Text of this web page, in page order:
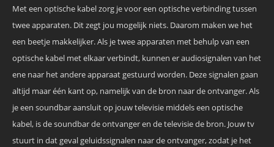
Met een optische kabel zorg je voor een optische verbinding tussen
twee apparaten. Dit zegt jou mogelijk niets. Daarom maken we het
een beetje makkelijker. Als je twee apparaten met behulp van een
optische kabel met elkaar verbindt, kunnen er audiosignalen van het
ene naar het andere apparaat gestuurd worden. Deze signalen gaan
altijd maar één kant op, namelijk van de bron naar de ontvanger. Als
je een soundbar aansluit op jouw televisie middels een optische
kabel, is de soundbar de ontvanger en de televisie de bron. Jouw tv
stuurt in dat geval geluidssignalen naar de ontvanger, zodat je het